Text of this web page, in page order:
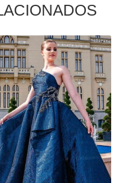
VARIANTES.
ELEGIR